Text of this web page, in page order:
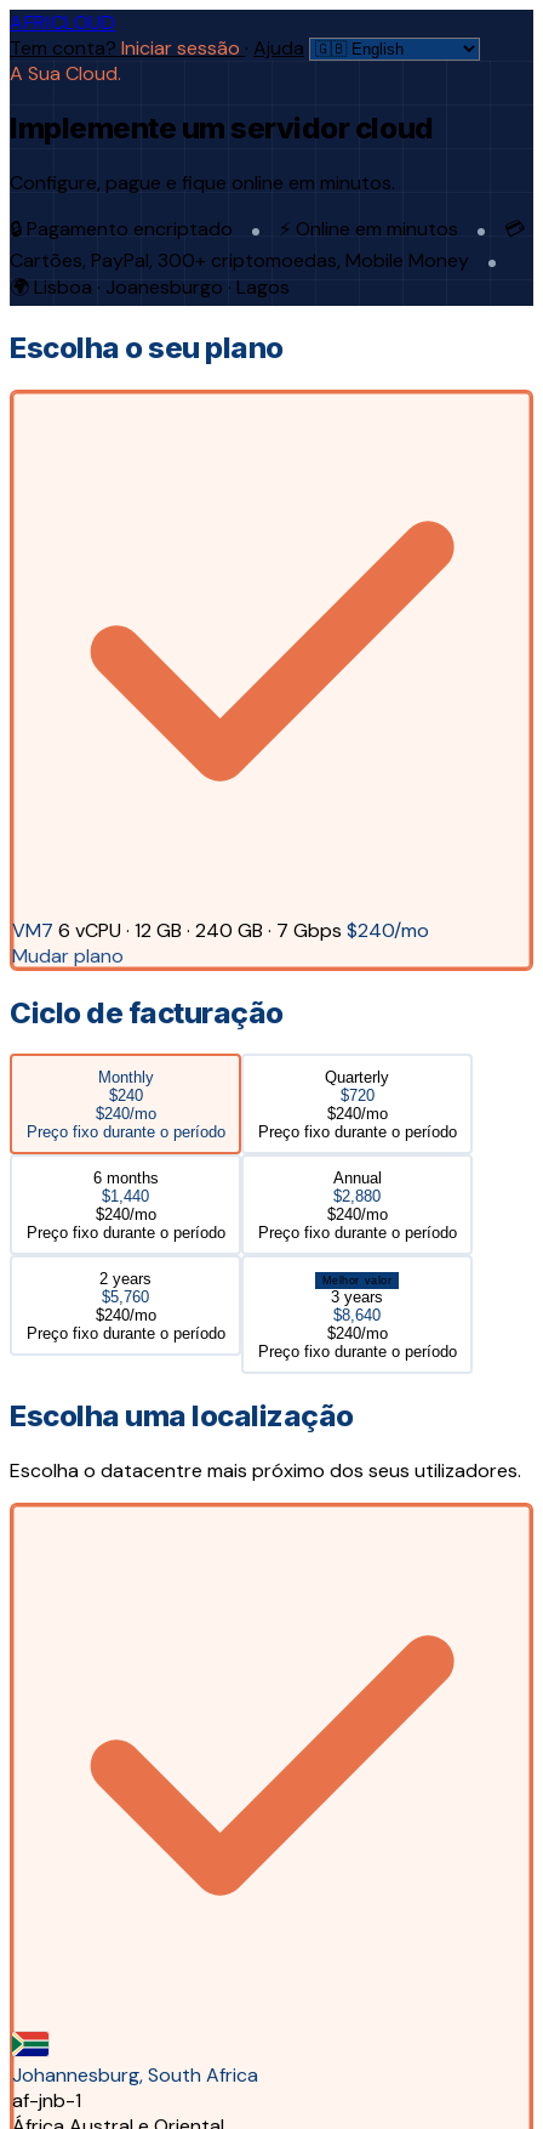
AFRICLOUD
Tem conta? Iniciar sessão · Ajuda
A Sua Cloud.
Implemente um servidor cloud
Configure, pague e fique online em minutos.
🔒 Pagamento encriptado
⚡ Online em minutos
💳
Cartões, PayPal, 300+ criptomoedas, Mobile Money
🌍 Lisboa · Joanesburgo · Lagos
Escolha o seu plano
VM7 6 vCPU · 12 GB · 240 GB · 7 Gbps $240/mo
Mudar plano
Ciclo de facturação
Monthly
$240
$240/mo
Preço fixo durante o período
Quarterly
$720
$240/mo
Preço fixo durante o período
6 months
$1,440
$240/mo
Preço fixo durante o período
Annual
$2,880
$240/mo
Preço fixo durante o período
2 years
$5,760
$240/mo
Preço fixo durante o período
Melhor valor
3 years
$8,640
$240/mo
Preço fixo durante o período
Escolha uma localização
Escolha o datacentre mais próximo dos seus utilizadores.
Johannesburg, South Africa
af-jnb-1